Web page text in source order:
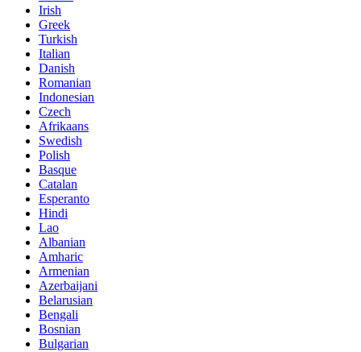
Irish
Greek
Turkish
Italian
Danish
Romanian
Indonesian
Czech
Afrikaans
Swedish
Polish
Basque
Catalan
Esperanto
Hindi
Lao
Albanian
Amharic
Armenian
Azerbaijani
Belarusian
Bengali
Bosnian
Bulgarian